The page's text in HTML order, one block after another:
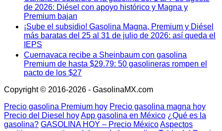
de 2026: Diésel con apoyo histórico y Magna y
Premium bajan
¡Sube el subsidio! Gasolina Magna, Premium y Diésel
más baratas del 25 al 31 de julio de 2026: así queda el
IEPS
Cuernavaca recibe a Sheinbaum con gasolina
Premium de hasta $29.79: 50 gasolineras rompen el
pacto de los $27
Copyright © 2016-2026 - GasolinaMX.com
Precio gasolina Premium hoy Precio gasolina magna hoy
Precio del Diesel hoyApp gasolina en México ¿Qué es la
gasolina? GASOLINA HOY – Precio MéxicoAspectos